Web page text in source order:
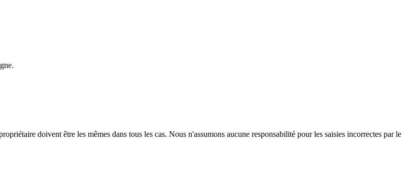
doivent être les mêmes dans tous les cas. Nous n'assumons aucune responsabilité pour les saisies incorrectes par le